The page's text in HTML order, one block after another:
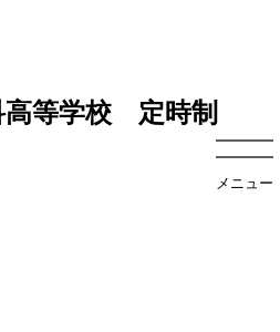
高等学校 定時制
メニュー